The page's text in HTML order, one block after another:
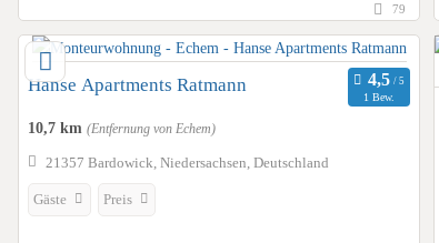
79
Hanse Apartments Ratmann
1 Bew.
10,7 km (Entfernung von Echem)
21357 Bardowick, Niedersachsen, Deutschland
Gäste Preis